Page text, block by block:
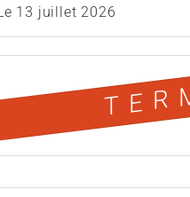
13 juillet 2026